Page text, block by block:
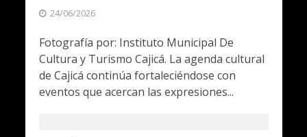
24/06/2026
Fotografía por: Instituto Municipal De
Cultura y Turismo Cajicá. La agenda cultural
de Cajicá continúa fortaleciéndose con
eventos que acercan las expresiones...